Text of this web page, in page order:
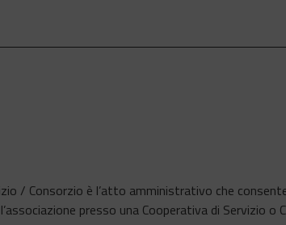
/ Consorzio è l’atto amministrativo che
presso una Cooperativa di Servizio o